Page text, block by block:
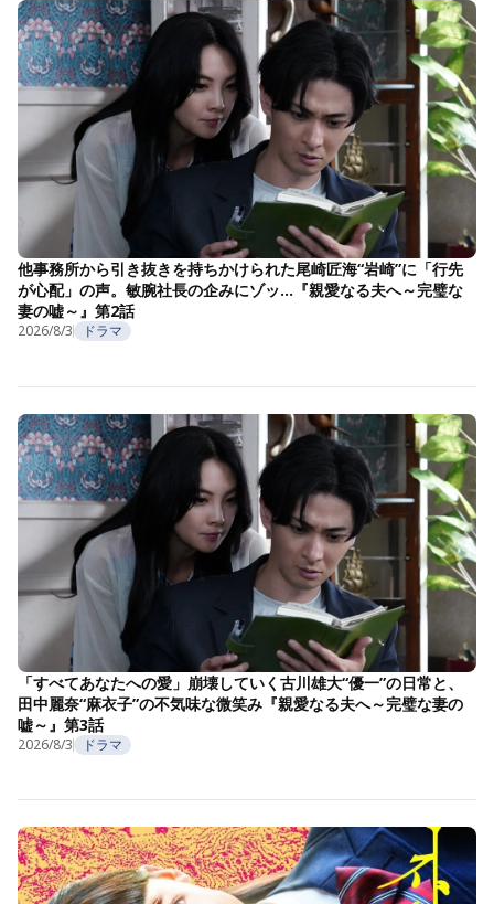
他事務所から引き抜きを持ちかけられた尾崎匠海“岩崎”に「行先
が心配」の声。敏腕社長の企みにゾッ…『親愛なる夫へ～完璧な
妻の嘘～』第2話
2026/8/3 ドラマ
「すべてあなたへの愛」崩壊していく古川雄大“優一”の日常と、
田中麗奈“麻衣子”の不気味な微笑み『親愛なる夫へ～完璧な妻の
嘘～』第3話
2026/8/3 ドラマ